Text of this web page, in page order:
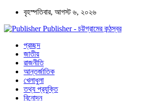
বৃহস্পতিবার, আগস্ট ৬, ২০২৬
Publisher - চট্টগ্রামের কন্ঠস্বর
প্রচ্ছদ
জাতীয়
রাজনীতি
আন্তর্জাতিক
খেলাধুলা
তথ্য প্রযুক্তি
বিনোদন